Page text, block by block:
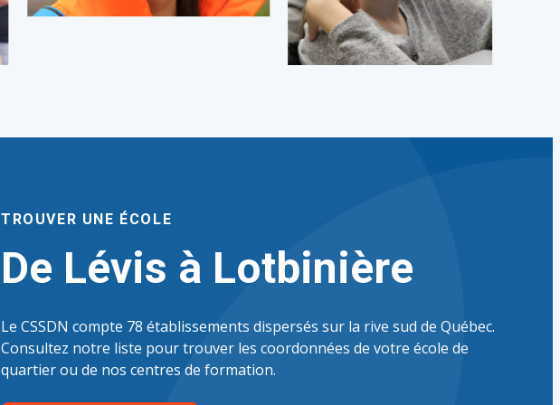
TROUVER UNE ÉCOLE
De Lévis à Lotbinière
Le CSSDN compte 78 établissements dispersés sur la rive sud de Québec.
Consultez notre liste pour trouver les coordonnées de votre école de
quartier ou de nos centres de formation.